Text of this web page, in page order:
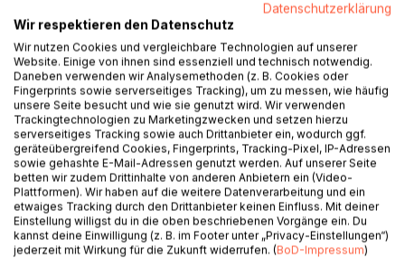
Koni und Jeff allmählich an.
Während der Weihnachtsferien in Köln muss Koni
feststellen, dass sein Freund Erik seit ihrer unerwarteten
Trennung unter Depressionen leidet.
Zurück in St. Gallen verbringen Koni und Jeff den
Jahresübergang gemeinsam. Bei einem überraschenden
Kuss um Mitternacht muss sich Jeff eingestehen, dass er
sich in Koni verliebt hat, was er diesem aber verschweigt.
Ein von der Schule organisiertes Wintercamp in Adelboden
bringt die beiden Jungs endlich zusammen. Aber zwei
Mitschülerinnen haben es auf die beiden gut aussehenden
Boys abgesehen.
Konstantin und Jeffrey genießen ihre junge Liebe, klären
Datenschutzerklärung
Wir respektieren den Datenschutz
Wir nutzen Cookies und vergleichbare Technologien auf unserer
Website. Einige von ihnen sind essenziell und technisch notwendig.
Daneben verwenden wir Analysemethoden (z. B. Cookies oder
Fingerprints sowie serverseitiges Tracking), um zu messen, wie häufig
unsere Seite besucht und wie sie genutzt wird. Wir verwenden
Trackingtechnologien zu Marketingzwecken und setzen hierzu
serverseitiges Tracking sowie auch Drittanbieter ein, wodurch ggf.
geräteübergreifend Cookies, Fingerprints, Tracking-Pixel, IP-Adressen
sowie gehashte E-Mail-Adressen genutzt werden. Auf unserer Seite
betten wir zudem Drittinhalte von anderen Anbietern ein (Video-
Plattformen). Wir haben auf die weitere Datenverarbeitung und ein
etwaiges Tracking durch den Drittanbieter keinen Einfluss. Mit deiner
Einstellung willigst du in die oben beschriebenen Vorgänge ein. Du
kannst deine Einwilligung (z. B. im Footer unter „Privacy-Einstellungen“)
jederzeit mit Wirkung für die Zukunft widerrufen. (BoD-Impressum)